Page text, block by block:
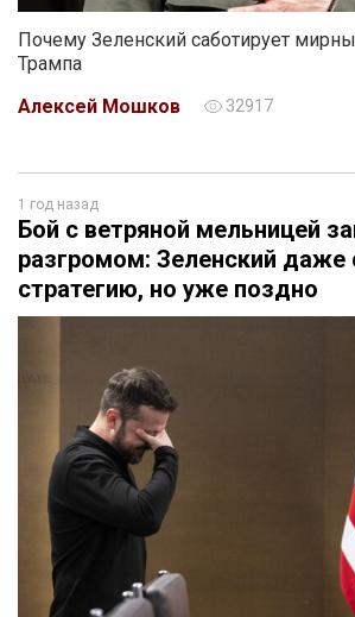
Почему Зеленский саботирует
Трампа
Алексей Мошков
32917
1 год назад
Бой с ветряной мельницей
разгромом: Зеленский даже
стратегию, но уже поздно